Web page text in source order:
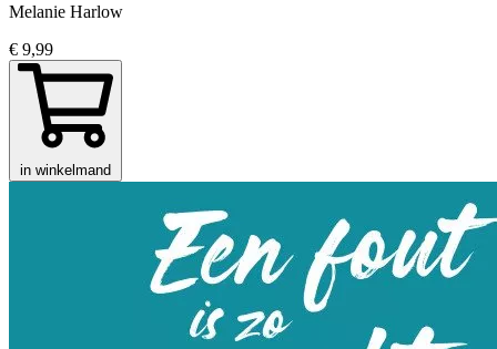
Melanie Harlow
€ 9,99
in winkelmand